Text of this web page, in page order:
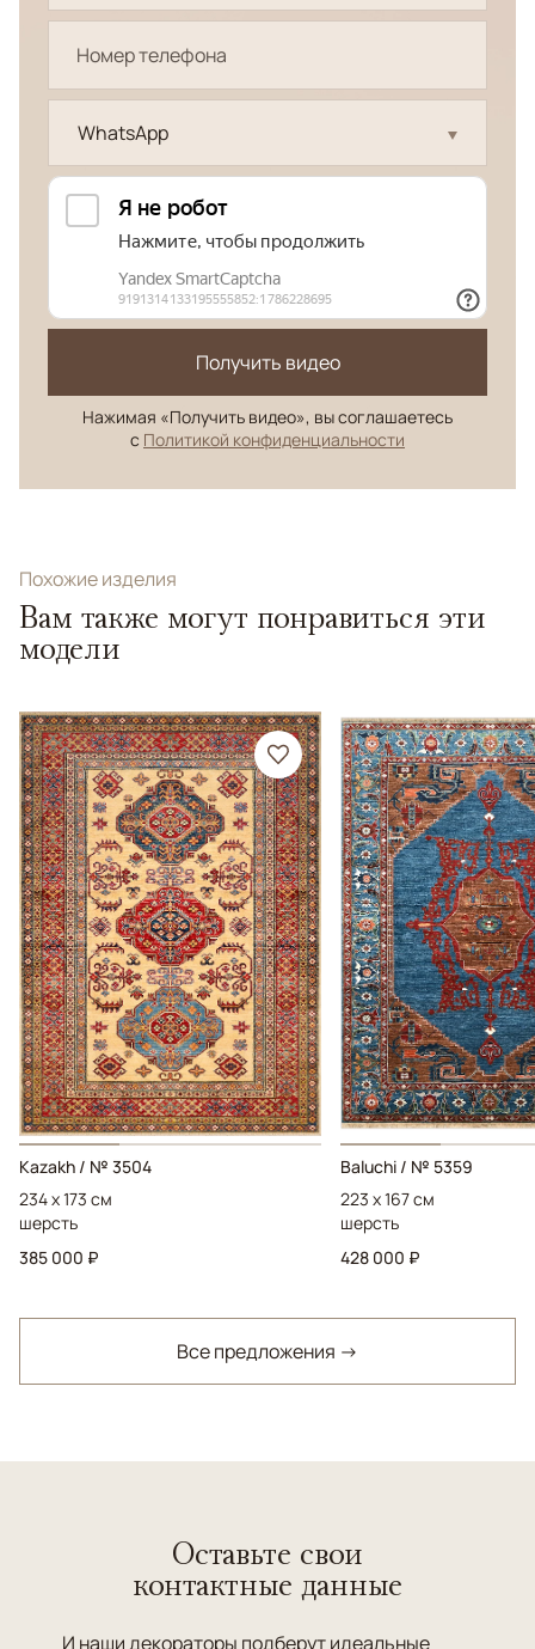
WhatsApp
Получить видео
Нажимая «Получить видео», вы соглашаетесь
с Политикой конфиденциальности
Похожие изделия
Вам также могут понравиться эти
модели
Kazakh / № 3504
234 x 173 см
шерсть
385 000 ₽
Baluchi / № 5359
223 x 167 см
шерсть
428 000 ₽
Все предложения →
Оставьте свои
контактные данные
И наши декораторы подберут идеальные